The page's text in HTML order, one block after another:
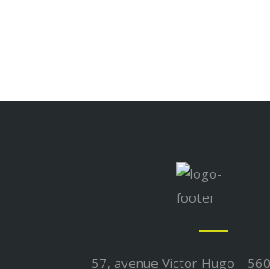
57, avenue Victor Hugo -